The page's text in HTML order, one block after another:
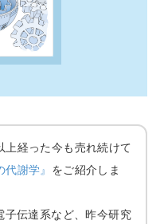
経った今も売れ続けて
謝学』 をご紹介しま
子伝達系など、昨今研究